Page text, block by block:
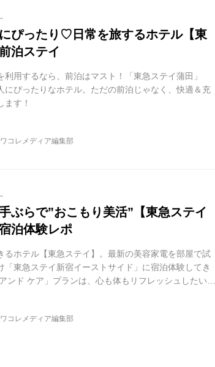
ぴったり♡日常を旅するホテル【東
泊ステイ
用するなら、前泊はマスト！「東急ステイ蒲田」
にぴったりなホテル。ただの前泊じゃなく、快適＆充
す！
コレメディア編集部
ぶらで”おこもり美活”【東急ステイ
泊体験レポ
るホテル【東急ステイ】。最新の美容家電を部屋で試
東急ステイ新宿イーストサイド」に宿泊体験してき
ンド ケア」プランは、心も体もリフレッシュしたい女
す。高級シャワーヘッド3種類や、森林浴気分が味わ
種類の美容・ウェルネスアイテムが部屋に揃っていま
ア体験を楽しむことができます。
コレメディア編集部